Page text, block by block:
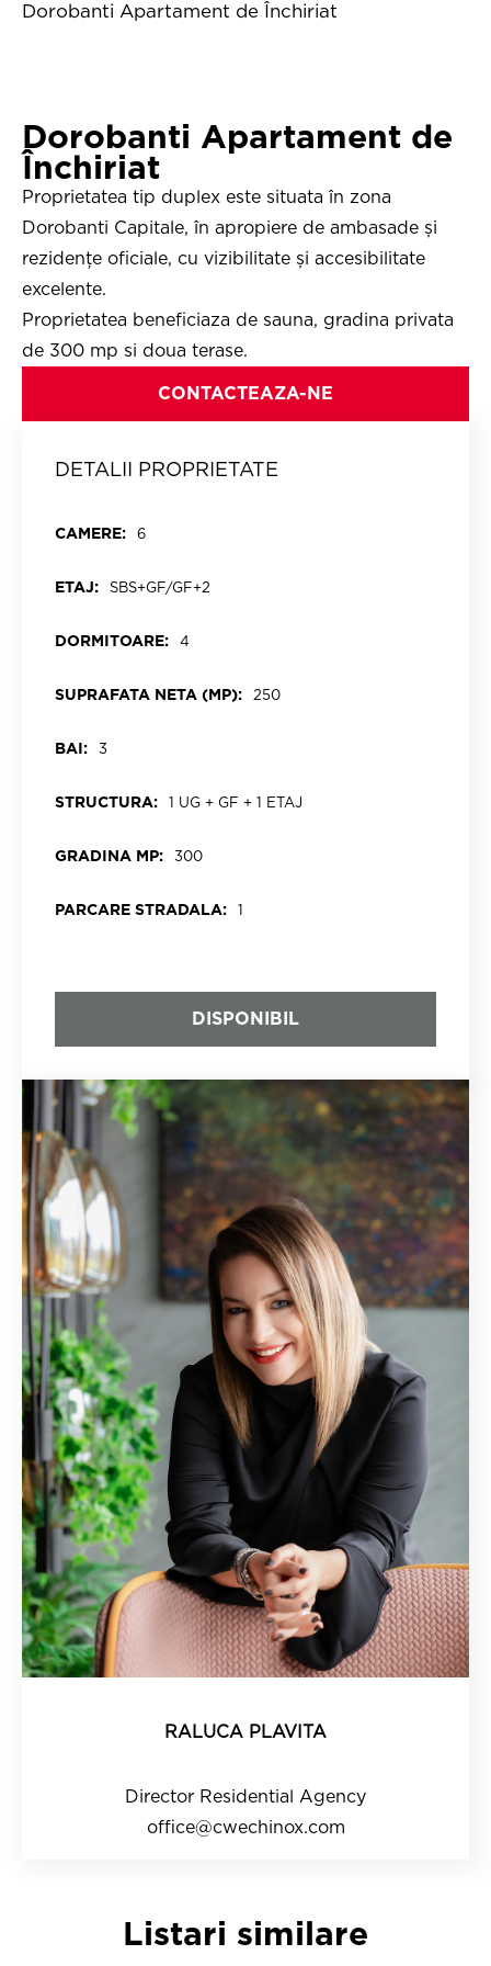
Dorobanti Apartament de Închiriat
Dorobanti Apartament de
Închiriat
Proprietatea tip duplex este situata în zona
Dorobanti Capitale, în apropiere de ambasade și
rezidențe oficiale, cu vizibilitate și accesibilitate
excelente.
Proprietatea beneficiaza de sauna, gradina privata
de 300 mp si doua terase.
CONTACTEAZA-NE
DETALII PROPRIETATE
CAMERE: 6
ETAJ: SBS+GF/GF+2
DORMITOARE: 4
SUPRAFATA NETA (MP): 250
BAI: 3
STRUCTURA: 1 UG + GF + 1 ETAJ
GRADINA MP: 300
PARCARE STRADALA: 1
DISPONIBIL
RALUCA PLAVITA
Director Residential Agency
office@cwechinox.com
Listari similare